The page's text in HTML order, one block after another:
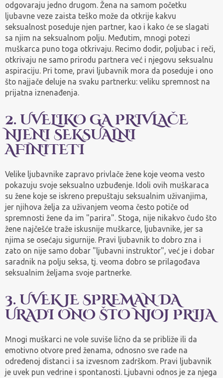
odgovaraju jedno drugom. Žena na samom početku
ljubavne veze zaista teško može da otkrije kakvu
seksualnost poseduje njen partner, kao i kako će se slagati
sa njim na seksualnom polju. Međutim, mnogi potezi
muškarca puno toga otkrivaju. Recimo dodir, poljubac i reči,
otkrivaju ne samo prirodu partnera već i njegovu seksualnu
aspiraciju. Pri tome, pravi ljubavnik mora da poseduje i ono
što najjače deluje na svaku partnerku: veliku spremnost na
prijatna iznenađenja.
2. UVELIKO GA PRIVLAČE
NJENI SEKSUALNI
AFINITETI
Velike ljubavnike zapravo privlače žene koje veoma vesto
pokazuju svoje seksualno uzbuđenje. Idoli ovih muškaraca
su žene koje se iskreno prepuštaju seksualnim uživanjima,
jer njihova želja za uživanjem veoma često potiče od
spremnosti žene da im "parira". Stoga, nije nikakvo čudo što
žene najčešće traže iskusnije muškarce, ljubavnike, jer sa
njima se osećaju sigurnije. Pravi ljubavnik to dobro zna i
zato on nije samo dobar "ljubavni instruktor", već je i dobar
saradnik na polju seksa, tj. veoma dobro se prilagođava
seksualnim željama svoje partnerke.
3. UVEK JE SPREMAN DA
URADI ONO ŠTO NJOJ PRIJA
Mnogi muškarci ne vole suviše lično da se približe ili da
emotivno otvore pred ženama, odnosno sve rade na
određenoj distanci i sa izvesnom zadrškom. Pravi ljubavnik
je uvek pun vedrine i spontanosti. Ljubavni odnos je za njega